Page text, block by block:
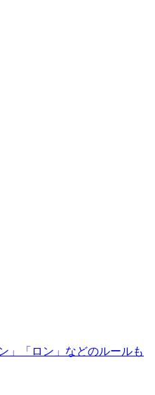
」「ロン」などのルールも